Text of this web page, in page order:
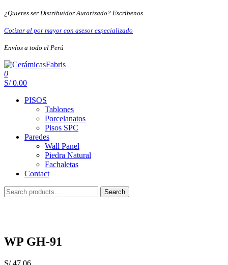
Skip
the
¿Quieres ser Distribuidor Autorizado? Escríbenos
Cotizar al por mayor con asesor especializado
Envíos a todo el Perú
CerámicasFabris
0
S/ 0.00
PISOS
Tablones
Porcelanatos
Pisos SPC
Paredes
Wall Panel
Piedra Natural
Fachaletas
Contact
Search
for:
Search
WP GH-91
S/47.06